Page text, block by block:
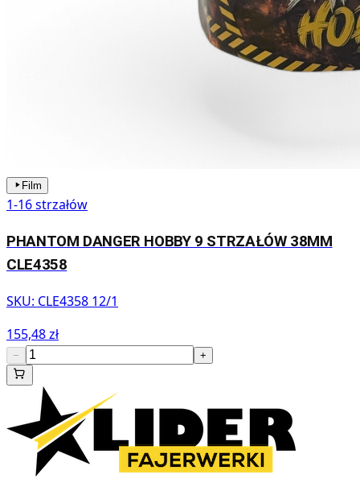
Film
1-16 strzałów
PHANTOM DANGER HOBBY 9 STRZAŁÓW 38MM
CLE4358
SKU: CLE4358 12/1
155,48 zł
− +